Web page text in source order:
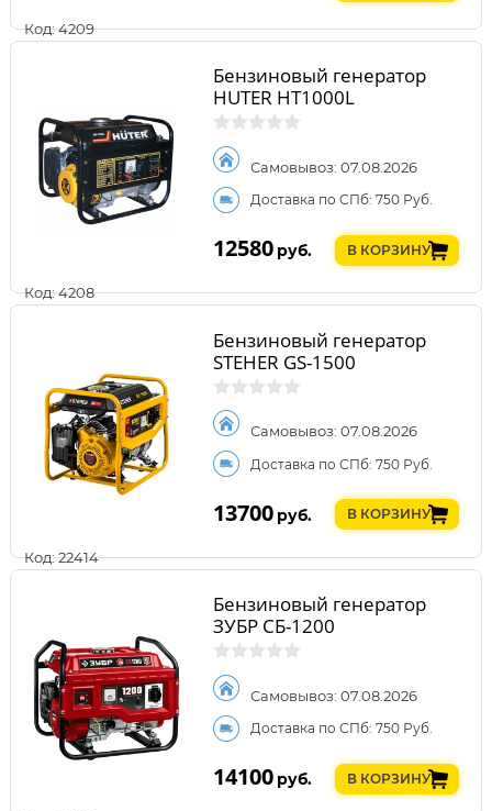
Код: 4209
Код: 4208
Бензиновый генератор
HUTER HT1000L
Самовывоз: 07.08.2026
Доставка по СПб: 750 Руб.
12580 руб. В КОРЗИНУ
Код: 22414
Бензиновый генератор
STEHER GS-1500
Самовывоз: 07.08.2026
Доставка по СПб: 750 Руб.
13700 руб. В КОРЗИНУ
Бензиновый генератор
ЗУБР СБ-1200
Самовывоз: 07.08.2026
Доставка по СПб: 750 Руб.
14100 руб. В КОРЗИНУ